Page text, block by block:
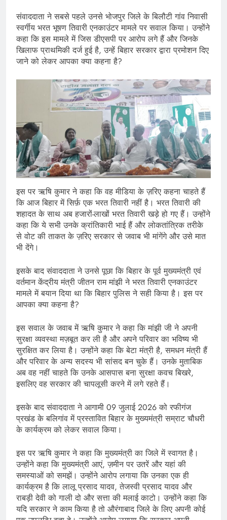
संवाददाता ने सबसे पहले उनसे भोजपुर जिले के बिलौटी गांव निवासी
स्वर्गीय भरत भूषण तिवारी एनकाउंटर मामले पर सवाल किया। उन्होंने
कहा कि इस मामले में जिस डीएसपी पर आरोप लगे हैं और जिनके
खिलाफ प्राथमिकी दर्ज हुई है, उन्हें बिहार सरकार द्वारा प्रमोशन दिए
जाने को लेकर आपका क्या कहना है?
इस पर ऋषि कुमार ने कहा कि वह मीडिया के ज़रिए कहना चाहते हैं
कि आज बिहार में सिर्फ़ एक भरत तिवारी नहीं है। भरत तिवारी की
शहादत के साथ अब हजारों-लाखों भरत तिवारी खड़े हो गए हैं। उन्होंने
कहा कि ये सभी उनके क्रांतिकारी भाई हैं और लोकतांत्रिक तरीके
से वोट की ताकत के ज़रिए सरकार से जवाब भी मांगेंगे और उसे मात
भी देंगे।
इसके बाद संवाददाता ने उनसे पूछा कि बिहार के पूर्व मुख्यमंत्री एवं
वर्तमान केंद्रीय मंत्री जीतन राम मांझी ने भरत तिवारी एनकाउंटर
मामले में बयान दिया था कि बिहार पुलिस ने सही किया है। इस पर
आपका क्या कहना है?
इस सवाल के जवाब में ऋषि कुमार ने कहा कि मांझी जी ने अपनी
सुरक्षा व्यवस्था मज़बूत कर ली है और अपने परिवार का भविष्य भी
सुरक्षित कर लिया है। उन्होंने कहा कि बेटा मंत्री है, समधन मंत्री हैं
और परिवार के अन्य सदस्य भी सांसद बन चुके हैं। उनके मुताबिक
अब वह नहीं चाहते कि उनके आसपास बना सुरक्षा कवच बिखरे,
इसलिए वह सरकार की चापलूसी करने में लगे रहते हैं।
इसके बाद संवाददाता ने आगामी 09 जुलाई 2026 को रफीगंज
प्रखंड के बलिगांव में प्रस्तावित बिहार के मुख्यमंत्री सम्राट चौधरी
के कार्यक्रम को लेकर सवाल किया।
इस पर ऋषि कुमार ने कहा कि मुख्यमंत्री का जिले में स्वागत है।
उन्होंने कहा कि मुख्यमंत्री आएं, ज़मीन पर उतरें और यहां की
समस्याओं को समझें। उन्होंने आरोप लगाया कि उनका एक ही
कार्यक्रम है कि लालू प्रसाद यादव, तेजस्वी प्रसाद यादव और
राबड़ी देवी को गाली दो और सत्ता की मलाई काटो। उन्होंने कहा कि
यदि सरकार ने काम किया है तो औरंगाबाद जिले के लिए अपनी कोई